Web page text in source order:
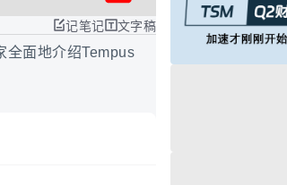
记笔记
文字稿
全面地介绍Tempus